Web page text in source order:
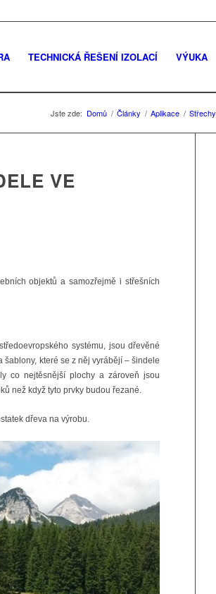
TECHNICKÁ ŘEŠENÍ IZOLACÍ VÝUKA
Jste zde: Domů / Články / Aplikace / Střechy
VE
objektů a samozřejmě i střešních
systému, jsou dřevěné
které se z něj vyrábějí – šindele
co nejtěsnější plochy a zároveň jsou
než když tyto prvky budou řezané.
dřeva na výrobu.